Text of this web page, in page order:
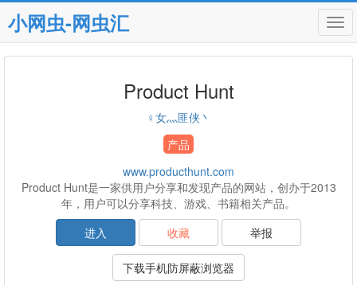
小网虫-网虫汇
Product Hunt
♀女灬匪侠丶
产品
www.producthunt.com
Product Hunt是一家供用户分享和发现产品的网站，创办于2013
年，用户可以分享科技、游戏、书籍相关产品。
进入
收藏 举报
下载手机防屏蔽浏览器